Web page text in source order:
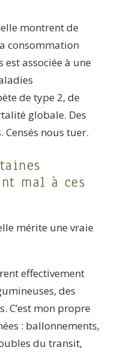
montrent de
consommation
associée à une
de type 2, de
globale. Des
nous tuer.
mal à ces
mérite une vraie
effectivement
des
C’est mon propre
: ballonnements,
du transit,